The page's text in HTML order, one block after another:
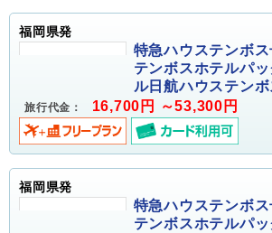
福岡県発
特急ハウステンボ
テンボスホテルパ
ル日航ハウステンボ
旅行代金： 16,700円 ～53,300円
福岡県発
特急ハウステンボ
テンボスホテルパ